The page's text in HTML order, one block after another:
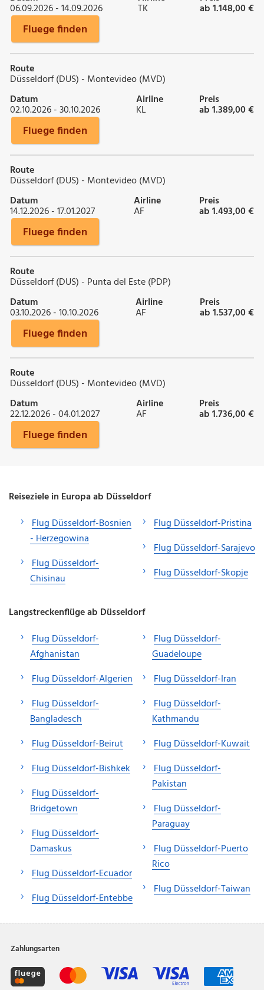
06.09.2026 - 14.09.2026 TK ab 1.148,00 €
Fluege finden
Route
Düsseldorf (DUS) - Montevideo (MVD)
Datum
02.10.2026 - 30.10.2026
Airline
KL
Preis
ab 1.389,00 €
Fluege finden
Route
Düsseldorf (DUS) - Montevideo (MVD)
Datum
14.12.2026 - 17.01.2027
Airline
AF
Preis
ab 1.493,00 €
Fluege finden
Route
Düsseldorf (DUS) - Punta del Este (PDP)
Datum
03.10.2026 - 10.10.2026
Airline
AF
Preis
ab 1.537,00 €
Fluege finden
Route
Düsseldorf (DUS) - Montevideo (MVD)
Datum
22.12.2026 - 04.01.2027
Airline
AF
Preis
ab 1.736,00 €
Fluege finden
Reiseziele in Europa ab Düsseldorf
Flug Düsseldorf-Bosnien
- Herzegowina
Flug Düsseldorf-
Chisinau
Flug Düsseldorf-Pristina
Flug Düsseldorf-Sarajevo
Flug Düsseldorf-Skopje
Langstreckenflüge ab Düsseldorf
Flug Düsseldorf-
Afghanistan
Flug Düsseldorf-Algerien
Flug Düsseldorf-
Bangladesch
Flug Düsseldorf-Beirut
Flug Düsseldorf-Bishkek
Flug Düsseldorf-
Bridgetown
Flug Düsseldorf-
Damaskus
Flug Düsseldorf-Ecuador
Flug Düsseldorf-Entebbe
Flug Düsseldorf-
Guadeloupe
Flug Düsseldorf-Iran
Flug Düsseldorf-
Kathmandu
Flug Düsseldorf-Kuwait
Flug Düsseldorf-
Pakistan
Flug Düsseldorf-
Paraguay
Flug Düsseldorf-Puerto
Rico
Flug Düsseldorf-Taiwan